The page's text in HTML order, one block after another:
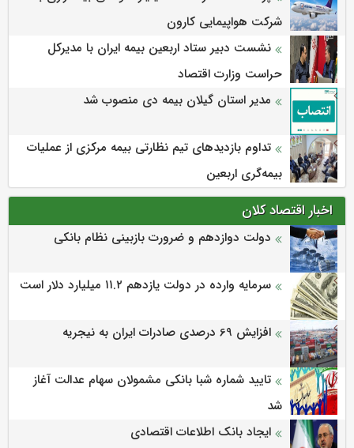
شرکت هواپیمایی کارون
نشست دبیر ستاد اربعین بیمه ایران با مدیرکل
حراست وزارت اقتصاد
مدیر استان گیلان بیمه دی منصوب شد
تداوم بازدیدهای تیم نظارتی بیمه مرکزی از عملیات
بیمه‌گری اربعین
اخبار اقتصاد کلان
دولت دوازدهم و ضرورت بازبینی نظام بانکی
سرمایه وارده در دولت یازدهم ۱۱.۲ میلیارد دلار است
افزایش 69 درصدی صادرات ایران به نیجریه
تایید شماره شبا بانکی مشمولان سهام عدالت آغاز
شد
ایجاد بانک اطلاعات اقتصادی